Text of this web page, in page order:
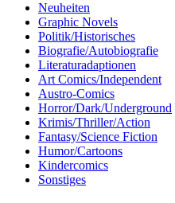
Neuheiten
Graphic Novels
Politik/Historisches
Biografie/Autobiografie
Literaturadaptionen
Art Comics/Independent
Austro-Comics
Horror/Dark/Underground
Krimis/Thriller/Action
Fantasy/Science Fiction
Humor/Cartoons
Kindercomics
Sonstiges